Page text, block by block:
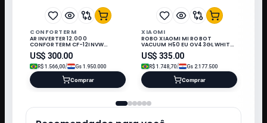
CONFORTERM
AR INVERTER 12.000
CONFORTERM CF-12INVW
WIFI/220V/60HZ Q/F/R32/KIT IN
US$ 300.00
R$ 1.566,00/ Gs 1.950.000
Comprar
XIAOMI
ROBO XIAOMI MI ROBOT
VACUUM H50 EU OV43GL WHITE
220V-50-60HZ 458287
US$ 335.00
R$ 1.748,70/ Gs 2.177.500
Comprar